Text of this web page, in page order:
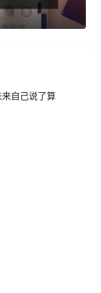
自己说了算